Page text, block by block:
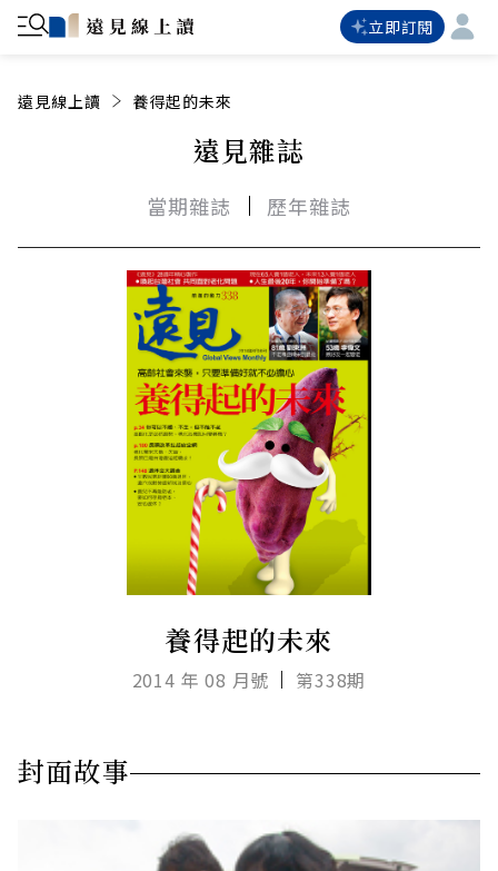
立即訂閱
遠見線上讀 養得起的未來
遠見雜誌
當期雜誌 歷年雜誌
養得起的未來
2014 年 08 月號 第338期
封面故事